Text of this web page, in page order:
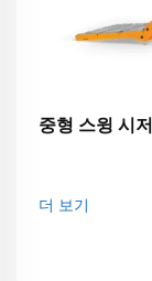
중형 스윙 시
더 보기